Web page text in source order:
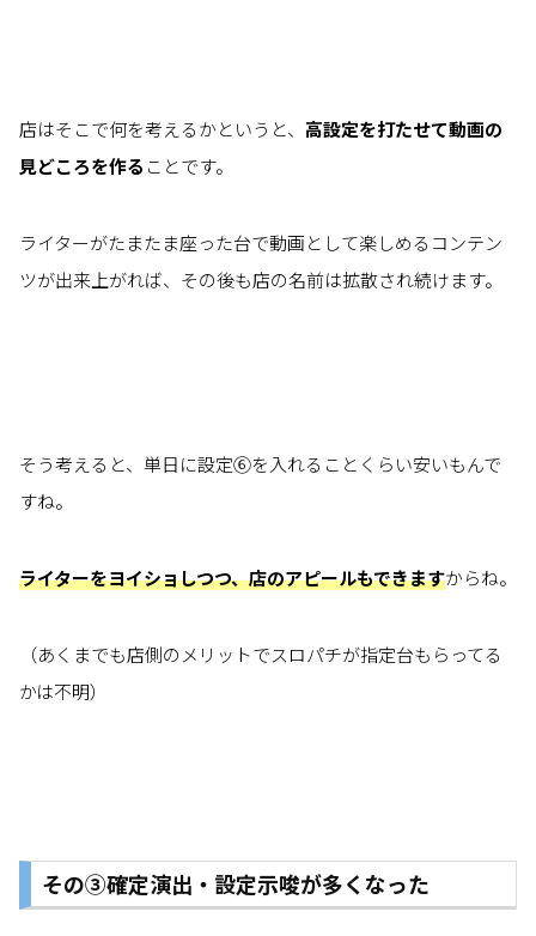
店はそこで何を考えるかというと、 高設定を打たせて動画の
見どころを作る ことです。
ライターがたまたま座った台で動画として楽しめるコンテン
ツが出来上がれば、その後も店の名前は拡散され続けます。
そう考えると、単日に設定⑥を入れることくらい安いもんで
すね。
ライターをヨイショしつつ、店のアピールもできますからね。
（あくまでも店側のメリットでスロパチが指定台もらってる
かは不明）
その③確定演出・設定示唆が多くなった